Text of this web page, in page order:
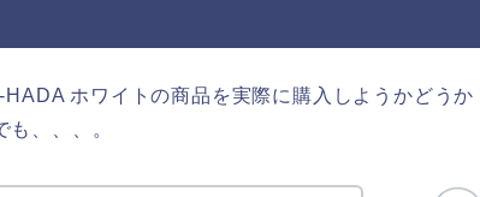
ホワイトの商品を実際に購入しようかどうか
、、、。